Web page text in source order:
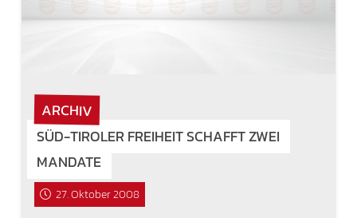
ARCHIV
SÜD-TIROLER FREIHEIT SCHAFFT ZWEI
MANDATE
27. Oktober 2008